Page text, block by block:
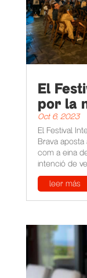
El
por la
Oct 6, 2023
El Festival
Brava
com a eina
intenció de
leer más